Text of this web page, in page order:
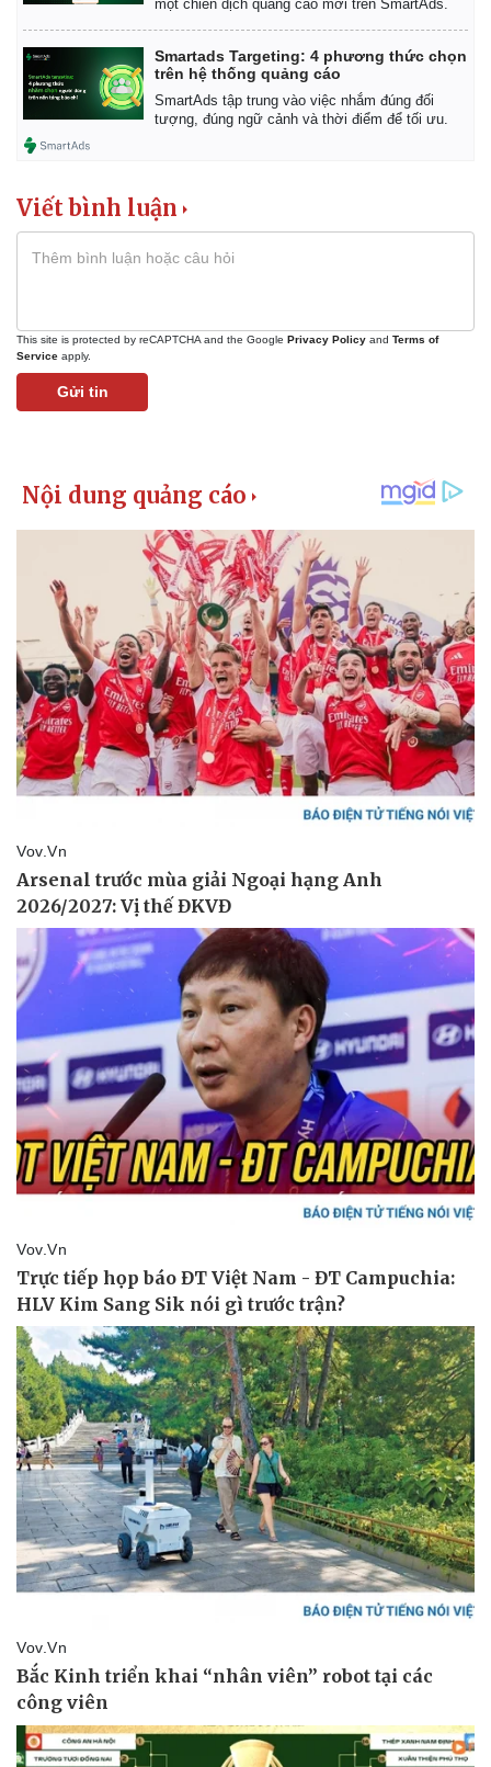
Pháp luật
Vụ án
Tư vấn luật
Quân sự - Quốc phòng
Vũ khí
Việt Nam
Phân tích
một chiến dịch quảng cáo mới trên SmartAds.
Smartads Targeting: 4 phương thức chọn
trên hệ thống quảng cáo
SmartAds tập trung vào việc nhắm đúng đối
tượng, đúng ngữ cảnh và thời điểm để tối ưu.
Viết bình luận
This site is protected by reCAPTCHA and the Google Privacy Policy and Terms of
Service apply.
Gửi tin